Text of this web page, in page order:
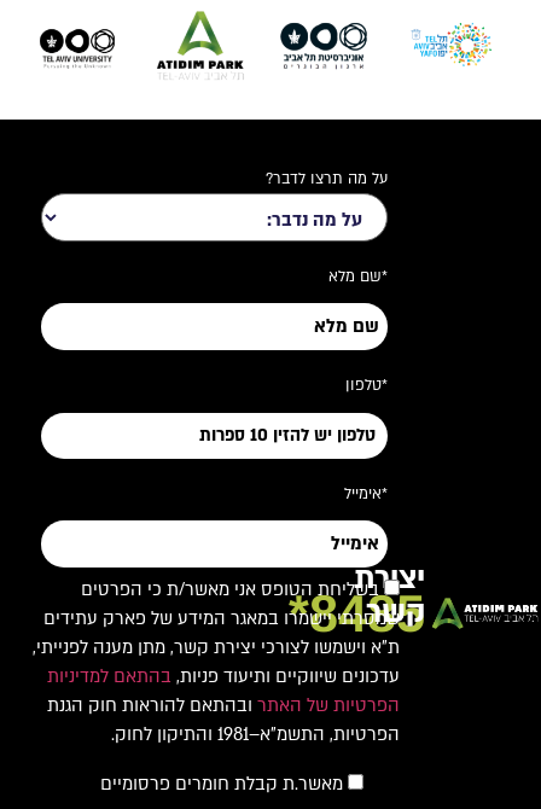
8485*
יצירת
קשר
על מה תרצו לדבר?
*שם מלא
*טלפון
*אימייל
בשליחת הטופס אני מאשר/ת כי הפרטים
שמסרתי יישמרו במאגר המידע של פארק עתידים
ת"א וישמשו לצורכי יצירת קשר, מתן מענה לפנייתי,
עדכונים שיווקיים ותיעוד פניות, בהתאם למדיניות
הפרטיות של האתרובהתאם להוראות חוק הגנת
הפרטיות, התשמ"א–1981 והתיקון לחוק.
מאשר.ת קבלת חומרים פרסומיים